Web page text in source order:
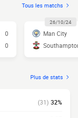
Tous les matchs
0
0
26/10/24
Man City
Plus de stats
(31) 32%